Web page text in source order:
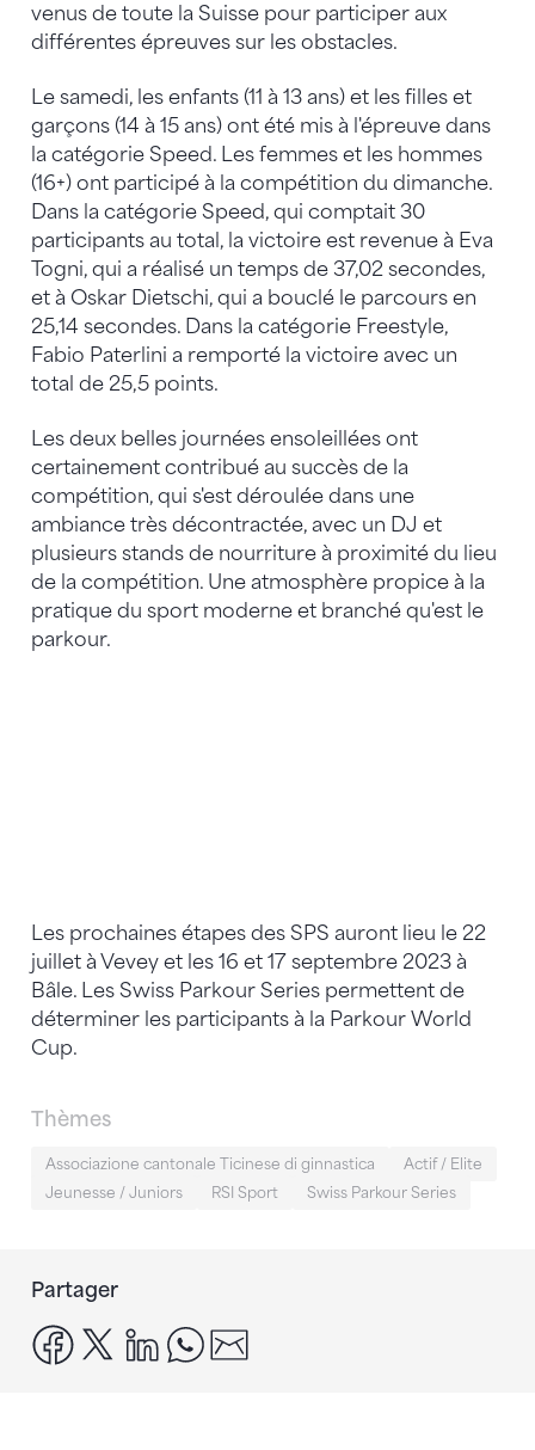
venus de toute la Suisse pour participer aux
différentes épreuves sur les obstacles.
Le samedi, les enfants (11 à 13 ans) et les filles et
garçons (14 à 15 ans) ont été mis à l'épreuve dans
la catégorie Speed. Les femmes et les hommes
(16+) ont participé à la compétition du dimanche.
Dans la catégorie Speed, qui comptait 30
participants au total, la victoire est revenue à Eva
Togni, qui a réalisé un temps de 37,02 secondes,
et à Oskar Dietschi, qui a bouclé le parcours en
25,14 secondes. Dans la catégorie Freestyle,
Fabio Paterlini a remporté la victoire avec un
total de 25,5 points.
Les deux belles journées ensoleillées ont
certainement contribué au succès de la
compétition, qui s'est déroulée dans une
ambiance très décontractée, avec un DJ et
plusieurs stands de nourriture à proximité du lieu
de la compétition. Une atmosphère propice à la
pratique du sport moderne et branché qu'est le
parkour.
Les prochaines étapes des SPS auront lieu le 22
juillet à Vevey et les 16 et 17 septembre 2023 à
Bâle. Les Swiss Parkour Series permettent de
déterminer les participants à la Parkour World
Cup.
Thèmes
Associazione cantonale Ticinese di ginnastica
Actif / Elite
Jeunesse / Juniors
RSI Sport Swiss Parkour Series
Partager
facebook
x linkedinwhatsapp